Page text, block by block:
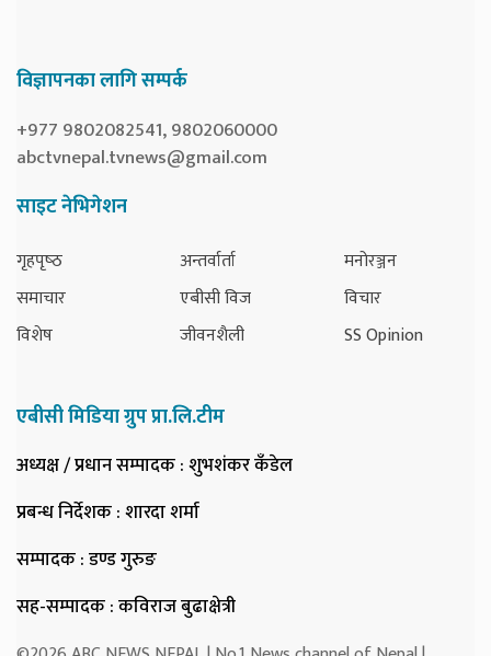
विज्ञापनका लागि सम्पर्क
+977 9802082541, 9802060000
abctvnepal.tvnews@gmail.com
साइट नेभिगेशन
गृहपृष्‍ठ
समाचार
विशेष
अन्तर्वार्ता
एबीसी विज
जीवनशैली
मनोरञ्जन
विचार
SS Opinion
एबीसी मिडिया ग्रुप प्रा.लि.टीम
अध्यक्ष / प्रधान सम्पादक: शुभशंकर कँडेल
प्रबन्ध निर्देशक: शारदा शर्मा
सम्पादक: डण्ड गुरुङ
सह-सम्पादक: कविराज बुढाक्षेत्री